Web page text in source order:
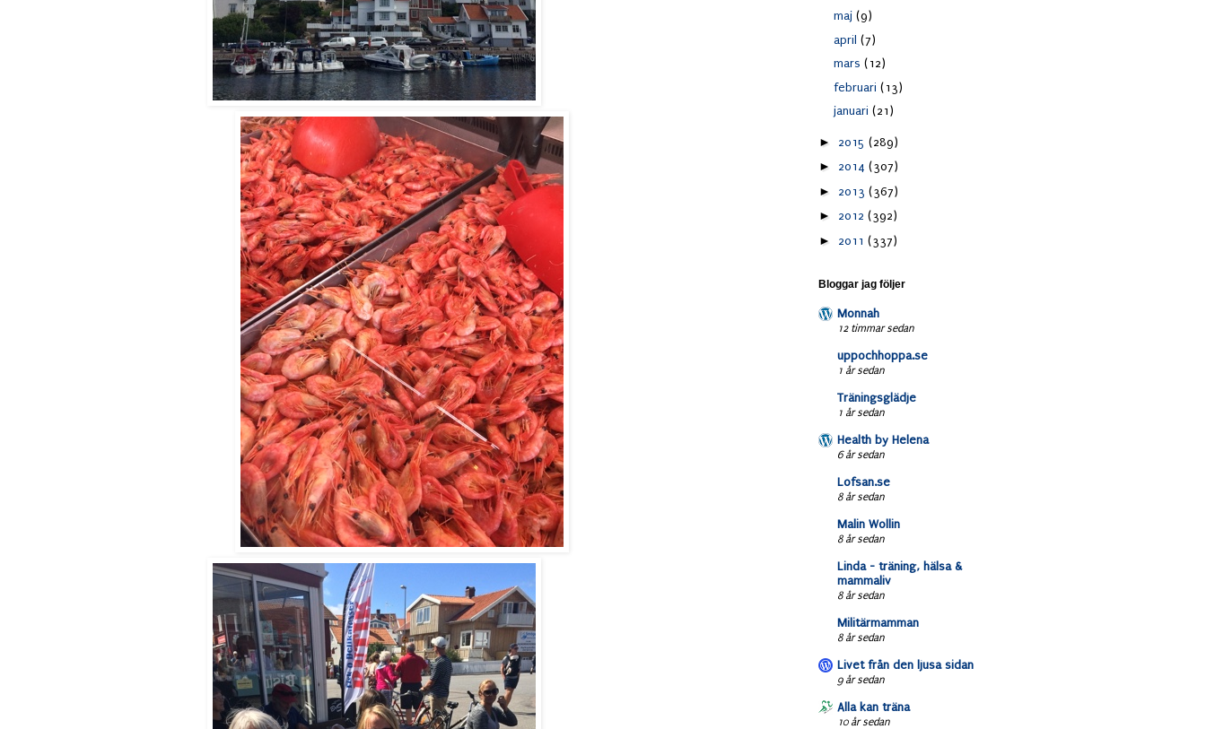
maj (9)
april (7)
mars (12)
februari (13)
januari (21)
► 2015 (289)
► 2014 (307)
► 2013 (367)
► 2012 (392)
► 2011 (337)
Bloggar jag följer
Monnah
12 timmar sedan
uppochhoppa.se
1 år sedan
Träningsglädje
1 år sedan
Health by Helena
6 år sedan
Lofsan.se
8 år sedan
Malin Wollin
8 år sedan
Linda - träning, hälsa &
mammaliv
8 år sedan
Militärmamman
8 år sedan
Livet från den ljusa sidan
9 år sedan
Alla kan träna
10 år sedan